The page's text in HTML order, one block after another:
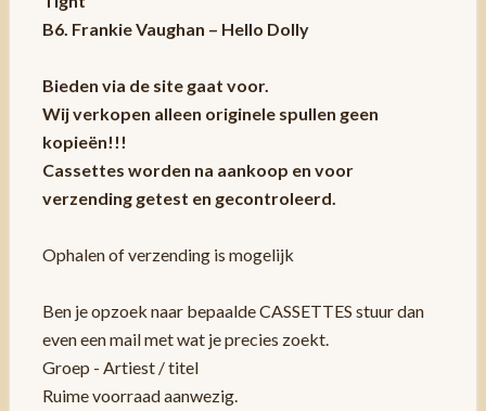
B6. Frankie Vaughan – Hello Dolly
Bieden via de site gaat voor.
Wij verkopen alleen originele spullen geen
kopieën!!!
Cassettes worden na aankoop en voor
verzending getest en gecontroleerd.
Ophalen of verzending is mogelijk
Ben je opzoek naar bepaalde CASSETTES stuur dan
even een mail met wat je precies zoekt.
Groep - Artiest / titel
Ruime voorraad aanwezig.